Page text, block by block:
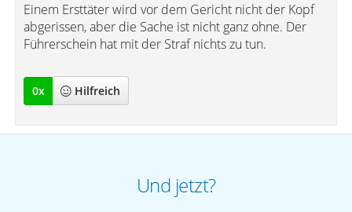
Einem Ersttäter wird vor dem Gericht nicht der Kopf
abgerissen, aber die Sache ist nicht ganz ohne. Der
Führerschein hat mit der Straf nichts zu tun.
0x Hilfreich
Und jetzt?